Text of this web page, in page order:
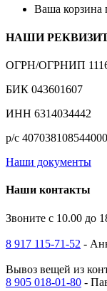
Ваша корзина
НАШИ
ОГРН/ОГРНИП
БИК 043601607
ИНН 6314034442
р/с
Наши документы
Наши контакты
Звоните с 10.00 до
8 917 115-71-52 -
Вывоз вещей из
8 905 018-01-80 -